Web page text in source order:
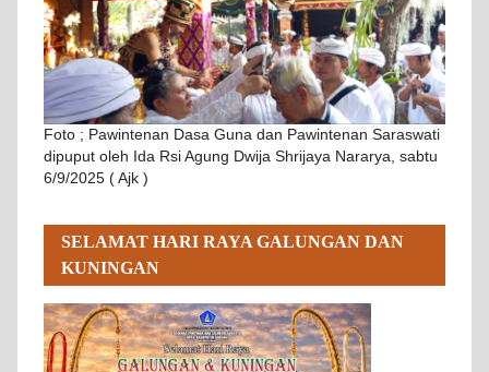
Foto ; Pawintenan Dasa Guna dan Pawintenan Saraswati
dipuput oleh Ida Rsi Agung Dwija Shrijaya Nararya, sabtu
6/9/2025 ( Ajk )
SELAMAT HARI RAYA GALUNGAN DAN
KUNINGAN